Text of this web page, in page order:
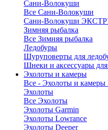
Сани-Волокуши
Все Сани-Волокуши
Сани-Волокуши
Зимняя рыбалка
Все Зимняя рыбалка
Ледобуры
Шуруповерты для
Шнеки и аксессуары для
Эхолоты и камеры
Все - Эхолоты и камеры
Эхолоты
Все Эхолоты
Эхолоты Garmin
Эхолоты Lowrance
Эхолоты Deeper